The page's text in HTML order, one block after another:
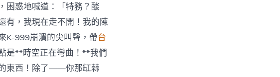
困惑地喊道：「特務？酸
有，我現在走不開！我的陳
K-999崩潰的尖叫聲，帶台
是**時空正在彎曲！**我們
東西！除了——你那缸蒜